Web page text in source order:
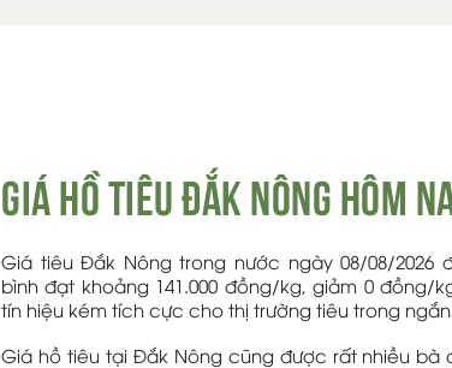
Giá Hồ tiêu đắk nông hôm
Giá tiêu Đắk Nông trong nước ngày 08/08/2026
bình đạt khoảng 141.000 đồng/kg, giảm 0 đồng/
tín hiệu kém tích cực cho thị trường tiêu trong ngắn
Giá hồ tiêu tại Đắk Nông cũng được rất nhiều bà